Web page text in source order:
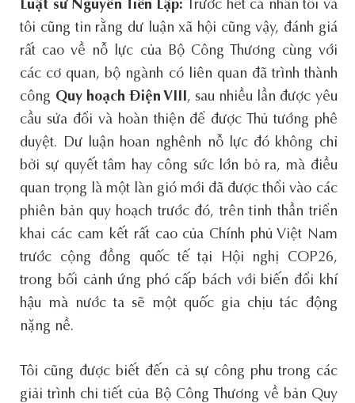
Luật sư Nguyễn Tiến Lập: Trước hết cá nhân tôi và
tôi cũng tin rằng dư luận xã hội cũng vậy, đánh giá
rất cao về nỗ lực của Bộ Công Thương cùng với
các cơ quan, bộ ngành có liên quan đã trình thành
công Quy hoạch Điện VIII, sau nhiều lần được yêu
cầu sửa đổi và hoàn thiện để được Thủ tướng phê
duyệt. Dư luận hoan nghênh nỗ lực đó không chỉ
bởi sự quyết tâm hay công sức lớn bỏ ra, mà điều
quan trọng là một làn gió mới đã được thổi vào các
phiên bản quy hoạch trước đó, trên tinh thần triển
khai các cam kết rất cao của Chính phủ Việt Nam
trước cộng đồng quốc tế tại Hội nghị COP26,
trong bối cảnh ứng phó cấp bách với biến đổi khí
hậu mà nước ta sẽ một quốc gia chịu tác động
nặng nề.
Tôi cũng được biết đến cả sự công phu trong các
giải trình chi tiết của Bộ Công Thương về bản Quy